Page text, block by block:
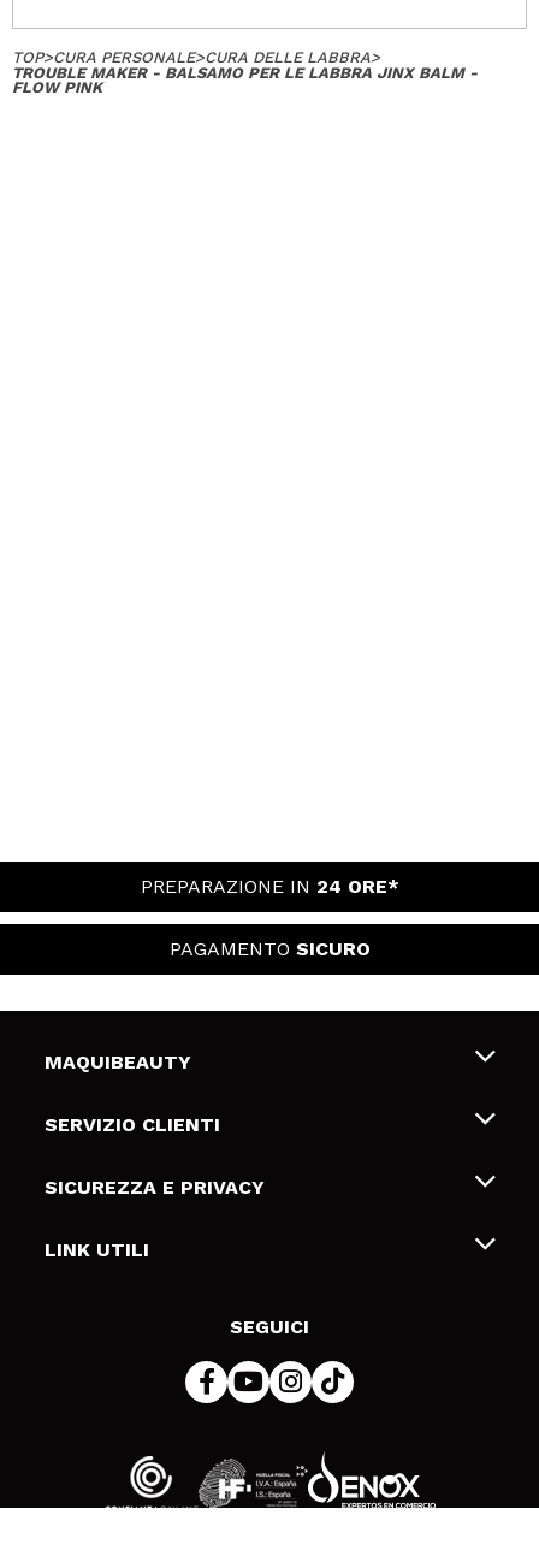
TOP>CURA PERSONALE>CURA DELLE LABBRA>
TROUBLE MAKER - BALSAMO PER LE LABBRA JINX BALM -
FLOW PINK
PREPARAZIONE IN 24 ORE*
PAGAMENTO SICURO
MAQUIBEAUTY
Chi siamo
Gift Cards
SERVIZIO CLIENTI
Spedizioni & Resi
Metodi di pagamamento
SICUREZZA E PRIVACY
Termini e condizioni
LINK UTILI
SEGUICI